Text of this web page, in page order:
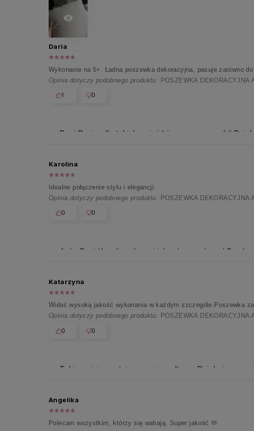
Pani Dario, dla takich opinii bije nasze serce 💓
Daria
Wykonanie na 5+. Ładna poszewka dekoracyjna, pasuje zarówno
Opinia dotyczy podobnego produktu: POSZEWKA DEKORACYJNA
1 0
Ach, Pani Karolino, brzmi jak udane zakupy!
Karolina
Idealne połączenie stylu i elegancji.
Opinia dotyczy podobnego produktu: POSZEWKA DEKORACYJNA
0 0
Takie opinie zostają z nami na długo. Dziękujemy za
Katarzyna
Widać wysoką jakość wykonania w każdym szczególe.Poszewka
Opinia dotyczy podobnego produktu: POSZEWKA DEKORACYJNA
0 0
Angelika
Polecam wszystkim, którzy się wahają. Super jakość 🫶